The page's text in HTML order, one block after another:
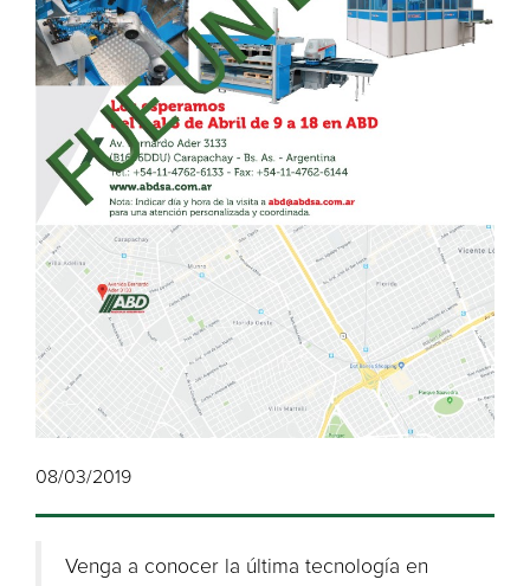
08/03/2019
Venga a conocer la última tecnología en